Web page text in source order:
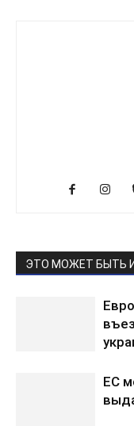
ЭТО МОЖЕТ БЫТЬ
ЕС